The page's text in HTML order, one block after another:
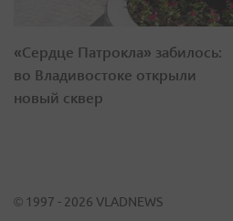
«Сердце Патрокла» забилось:
во Владивостоке открыли
новый сквер
© 1997 - 2026 VLADNEWS